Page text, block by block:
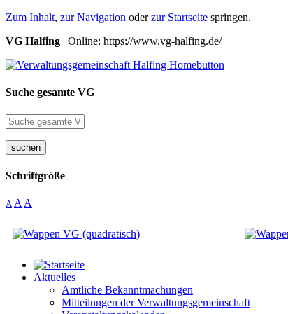
Zum Inhalt, zur Navigation oderzur Startseite springen.
VG Halfing | Online: https://www.vg-halfing.de/
Suche gesamte VG
suchen
Schriftgröße
A A A
Aktuelles
Amtliche Bekanntmachungen
Mitteilungen der Verwaltungsgemeinschaft